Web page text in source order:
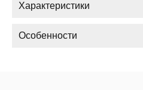
Характеристики
Особенности